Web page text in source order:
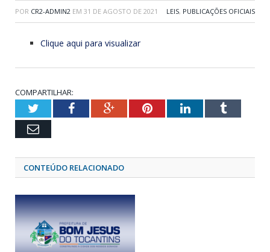
POR CR2-ADMIN2 EM 31 DE AGOSTO DE 2021 LEIS, PUBLICAÇÕES OFICIAIS
Clique aqui para visualizar
COMPARTILHAR:
TwitterFacebookGoogle+PinterestLinkedInTumblr
Email
CONTEÚDO RELACIONADO